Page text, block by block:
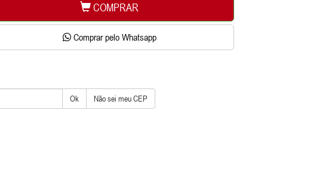
COMPRAR
Comprar pelo Whatsapp
Ok Não sei meu CEP